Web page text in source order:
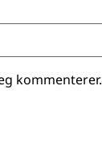
kommenterer.